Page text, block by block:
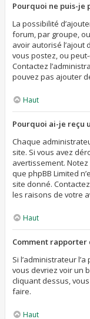
Pourquoi ne puis-je
La possibilité
forum, par groupe,
avoir autorisé
vous postez, ou
Contactez
pouvez pas ajouter
Haut
Pourquoi ai-je reçu
Chaque
site. Si vous avez
avertissement. Notez
que phpBB Limited
site donné.
les raisons de votre
Haut
Comment rapporter
Si l’administrateur
vous devriez voir un
cliquant dessus,
faire.
Haut